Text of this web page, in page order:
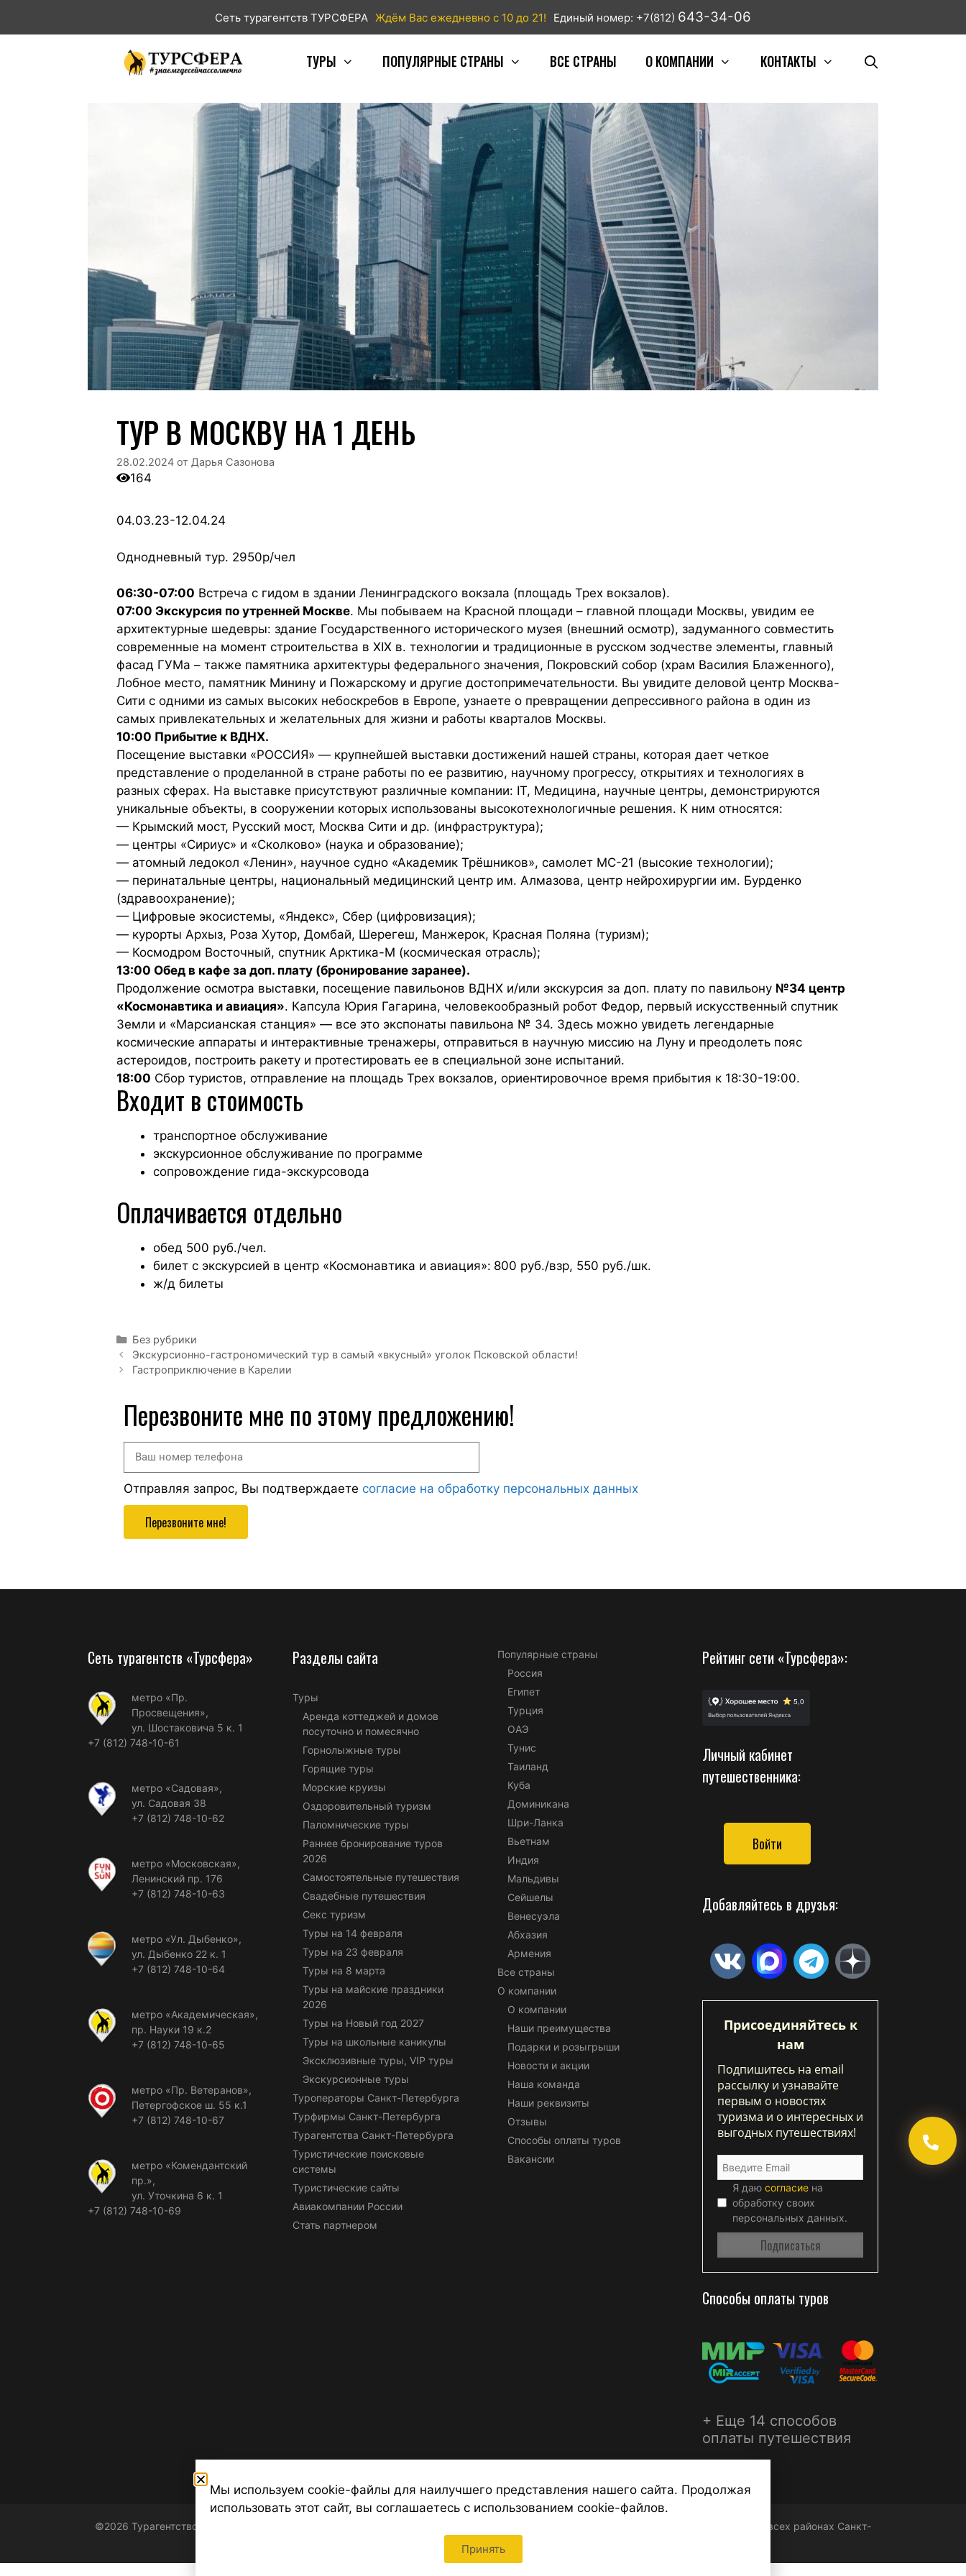
Сеть турагентств ТУРСФЕРА Ждём Вас ежедневно с 10 до 21! Единый номер: +7(812) 643-34-06
ТУРЫ ПОПУЛЯРНЫЕ СТРАНЫ ВСЕ СТРАНЫ О КОМПАНИИ КОНТАКТЫ
ТУР В МОСКВУ НА 1 ДЕНЬ
28.02.2024 от Дарья Сазонова
164
04.03.23-12.04.24
Однодневный тур. 2950р/чел
06:30-07:00 Встреча с гидом в здании Ленинградского вокзала (площадь Трех вокзалов).
07:00 Экскурсия по утренней Москве. Мы побываем на Красной площади – главной площади Москвы, увидим ее
архитектурные шедевры: здание Государственного исторического музея (внешний осмотр), задуманного совместить
современные на момент строительства в XIX в. технологии и традиционные в русском зодчестве элементы, главный
фасад ГУМа – также памятника архитектуры федерального значения, Покровский собор (храм Василия Блаженного),
Лобное место, памятник Минину и Пожарскому и другие достопримечательности. Вы увидите деловой центр Москва-
Сити с одними из самых высоких небоскребов в Европе, узнаете о превращении депрессивного района в один из
самых привлекательных и желательных для жизни и работы кварталов Москвы.
10:00 Прибытие к ВДНХ.
Посещение выставки «РОССИЯ» — крупнейшей выставки достижений нашей страны, которая дает четкое
представление о проделанной в стране работы по ее развитию, научному прогрессу, открытиях и технологиях в
разных сферах. На выставке присутствуют различные компании: IT, Медицина, научные центры, демонстрируются
уникальные объекты, в сооружении которых использованы высокотехнологичные решения. К ним относятся:
— Крымский мост, Русский мост, Москва Сити и др. (инфраструктура);
— центры «Сириус» и «Сколково» (наука и образование);
— атомный ледокол «Ленин», научное судно «Академик Трёшников», самолет МС-21 (высокие технологии);
— перинатальные центры, национальный медицинский центр им. Алмазова, центр нейрохирургии им. Бурденко
(здравоохранение);
— Цифровые экосистемы, «Яндекс», Сбер (цифровизация);
— курорты Архыз, Роза Хутор, Домбай, Шерегеш, Манжерок, Красная Поляна (туризм);
— Космодром Восточный, спутник Арктика-М (космическая отрасль);
13:00 Обед в кафе за доп. плату (бронирование заранее).
Продолжение осмотра выставки, посещение павильонов ВДНХ и/или экскурсия за доп. плату по павильону №34 центр
«Космонавтика и авиация». Капсула Юрия Гагарина, человекообразный робот Федор, первый искусственный спутник
Земли и «Марсианская станция» — все это экспонаты павильона № 34. Здесь можно увидеть легендарные
космические аппараты и интерактивные тренажеры, отправиться в научную миссию на Луну и преодолеть пояс
астероидов, построить ракету и протестировать ее в специальной зоне испытаний.
18:00 Сбор туристов, отправление на площадь Трех вокзалов, ориентировочное время прибытия к 18:30-19:00.
Входит в стоимость
транспортное обслуживание
экскурсионное обслуживание по программе
сопровождение гида-экскурсовода
Оплачивается отдельно
обед 500 руб./чел.
билет с экскурсией в центр «Космонавтика и авиация»: 800 руб./взр, 550 руб./шк.
ж/д билеты
Без рубрики
Экскурсионно-гастрономический тур в самый «вкусный» уголок Псковской области!
Гастроприключение в Карелии
Перезвоните мне по этому предложению!
Отправляя запрос, Вы подтверждаете согласие на обработку персональных данных
Перезвоните мне!
Сеть турагентств «Турсфера»
метро «Пр.
Просвещения»,
ул. Шостаковича 5 к. 1
+7 (812) 748-10-61
метро «Садовая»,
ул. Садовая 38
+7 (812) 748-10-62
метро «Московская»,
Ленинский пр. 176
+7 (812) 748-10-63
метро «Ул. Дыбенко»,
ул. Дыбенко 22 к. 1
+7 (812) 748-10-64
метро «Академическая»,
пр. Науки 19 к.2
+7 (812) 748-10-65
метро «Пр. Ветеранов»,
Петергофское ш. 55 к.1
+7 (812) 748-10-67
метро «Комендантский
пр.»,
ул. Уточкина 6 к. 1
+7 (812) 748-10-69
Разделы сайта
Туры
Аренда коттеджей и домов
посуточно и помесячно
Горнолыжные туры
Горящие туры
Морские круизы
Оздоровительный туризм
Паломнические туры
Раннее бронирование туров
2026
Самостоятельные путешествия
Свадебные путешествия
Секс туризм
Туры на 14 февраля
Туры на 23 февраля
Туры на 8 марта
Туры на майские праздники
2026
Туры на Новый год 2027
Туры на школьные каникулы
Эксклюзивные туры, VIP туры
Экскурсионные туры
Туроператоры Санкт-Петербурга
Турфирмы Санкт-Петербурга
Турагентства Санкт-Петербурга
Туристические поисковые
системы
Туристические сайты
Авиакомпании России
Стать партнером
Популярные страны
Россия
Египет
Турция
ОАЭ
Тунис
Таиланд
Куба
Доминикана
Шри-Ланка
Вьетнам
Индия
Мальдивы
Сейшелы
Венесуэла
Абхазия
Армения
Все страны
О компании
О компании
Наши преимущества
Подарки и розыгрыши
Новости и акции
Наша команда
Наши реквизиты
Отзывы
Способы оплаты туров
Вакансии
Рейтинг сети «Турсфера»:
Личный кабинет
путешественника:
Войти
Добавляйтесь в друзья:
Присоединяйтесь к
нам
Подпишитесь на email
рассылку и узнавайте
первым о новостях
туризма и о интересных и
выгодных путешествиях!
Я даю согласие на
обработку своих
персональных данных.
Способы оплаты туров
+ Еще 14 способов
оплаты путешествия
©2026 Турагентство Турсфера - Поиск туров от надежных туроператоров, официальный сайт турфирмы ТУРСФЕРА - турагентства во всех районах Санкт-
Мы используем cookie-файлы для наилучшего представления нашего сайта. Продолжая
использовать этот сайт, вы соглашаетесь с использованием cookie-файлов.
Принять